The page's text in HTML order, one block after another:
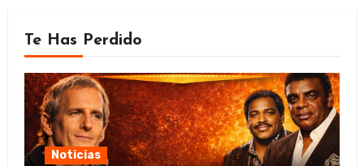
Te Has Perdido
Noticias